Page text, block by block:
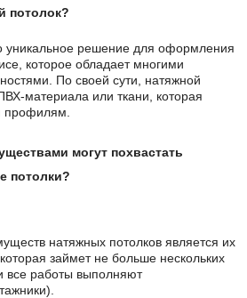
потолок?
уникальное решение для оформления
которое обладает многими
По своей сути, натяжной
материала или ткани, которая
профилям.
могут похвастать
потолки?
натяжных потолков является их
займет не больше нескольких
все работы выполняют